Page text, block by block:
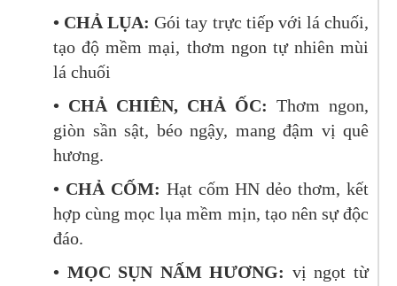
• CHẢ LỤA:Gói tay trực tiếp với lá chuối,
tạo độ mềm mại, thơm ngon tự nhiên mùi
lá chuối
• CHẢ CHIÊN, CHẢ ỐC: Thơm ngon,
giòn sần sật, béo ngậy, mang đậm vị quê
hương.
• CHẢ CỐM: Hạt cốm HN dẻo thơm, kết
hợp cùng mọc lụa mềm mịn, tạo nên sự độc
đáo.
• MỌC SỤN NẤM HƯƠNG: vị ngọt từ